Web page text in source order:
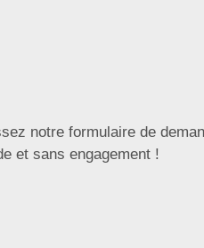
notre formulaire de
et sans engagement !